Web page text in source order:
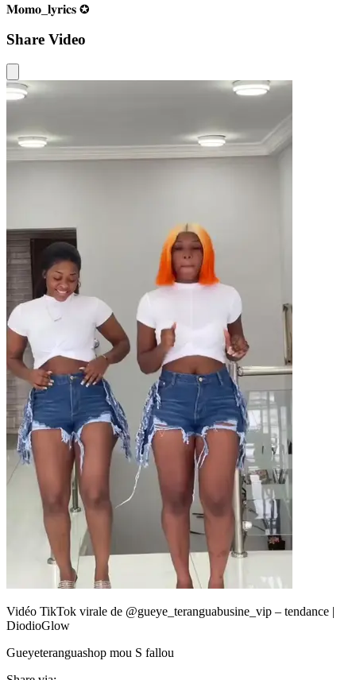
𝐌𝐨𝐦𝐨_𝐥𝐲𝐫𝐢𝐜𝐬 ✪
Share Video
Vidéo TikTok virale de @gueye_teranguabusine_vip – tendance |
DiodioGlow
Gueyeteranguashop mou S fallou